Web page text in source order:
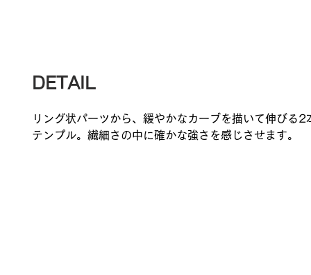
DETAIL
リング状パーツから、緩やかなカーブを描いて伸びる2
テンプル。繊細さの中に確かな強さを感じさせます。